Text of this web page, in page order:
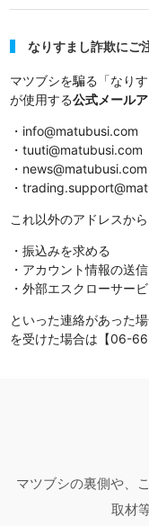
なりすまし詐欺にご
マツブシを騙る「なり
が使用する公式メール
・info@matubusi.com
・tuuti@matubusi.com
・news@matubusi.com
・
これ以外のアドレスから
・振込みを求める
・アカウント情報の送
・外部エスクローサー
といった連絡があった場
を受けた場合は【06-
マツブシの裏側や、
取材